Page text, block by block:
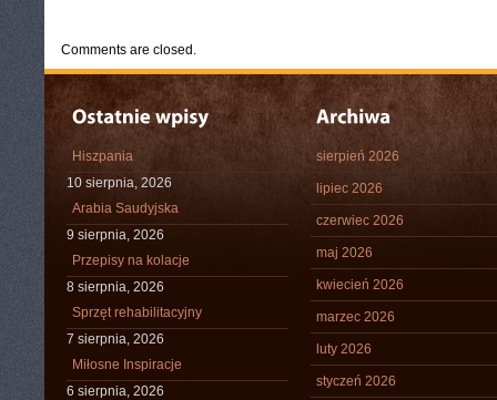
Comments are closed.
Hiszpania
10 sierpnia, 2026
Arabia Saudyjska
9 sierpnia, 2026
Przepisy na kolacje
8 sierpnia, 2026
Sprzęt rehabilitacyjny
7 sierpnia, 2026
Miłosne Inspiracje
6 sierpnia, 2026
sierpień 2026
lipiec 2026
czerwiec 2026
maj 2026
kwiecień 2026
marzec 2026
luty 2026
styczeń 2026